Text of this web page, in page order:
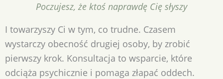
Poczujesz, że ktoś naprawdę Cię słyszy
I towarzyszy Ci w tym, co trudne. Czasem
wystarczy obecność drugiej osoby, by zrobić
pierwszy krok. Konsultacja to wsparcie, które
odciąża psychicznie i pomaga złapać oddech.